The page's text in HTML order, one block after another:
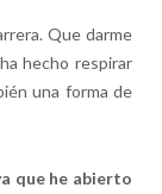
Que darme
hecho respirar
una forma de
que he abierto